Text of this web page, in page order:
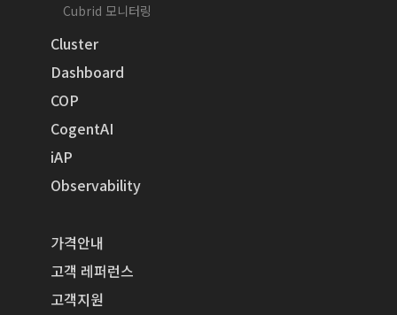
Cubrid 모니터링
Cluster
Dashboard
COP
CogentAI
iAP
Observability
가격안내
고객 레퍼런스
고객지원